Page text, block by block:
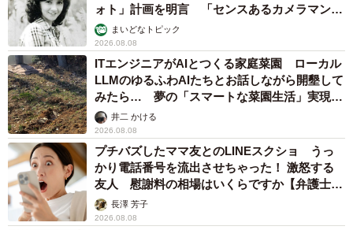
ォト」計画を明言 「センスあるカメラマン求
む」まいどなトピック
2026.08.08
ITエンジニアがAIとつくる家庭菜園 ローカル
LLMのゆるふわAIたちとお話しながら開墾して
みたら… 夢の「スマートな菜園生活」実現な
るか井二 かける
2026.08.08
プチバズしたママ友とのLINEスクショ うっ
かり電話番号を流出させちゃった！ 激怒する
友人 慰謝料の相場はいくらですか【弁護士が
解説】長澤 芳子
2026.08.08